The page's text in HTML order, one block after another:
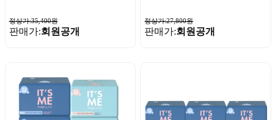
정상가:35,400원
판매가:회원공개
정상가:27,800원
판매가:회원공개